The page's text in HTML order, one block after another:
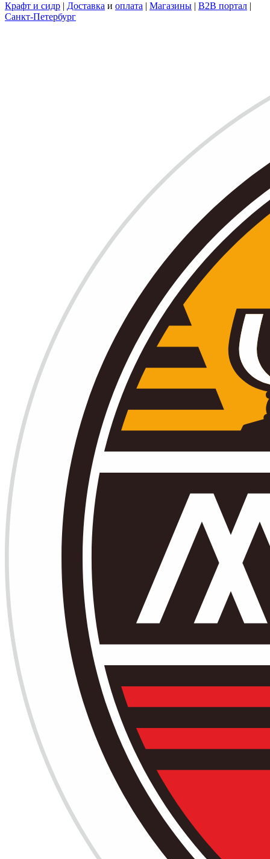
Крафт и сидр | Доставка и оплата | Магазины | B2B портал |
Санкт-Петербург